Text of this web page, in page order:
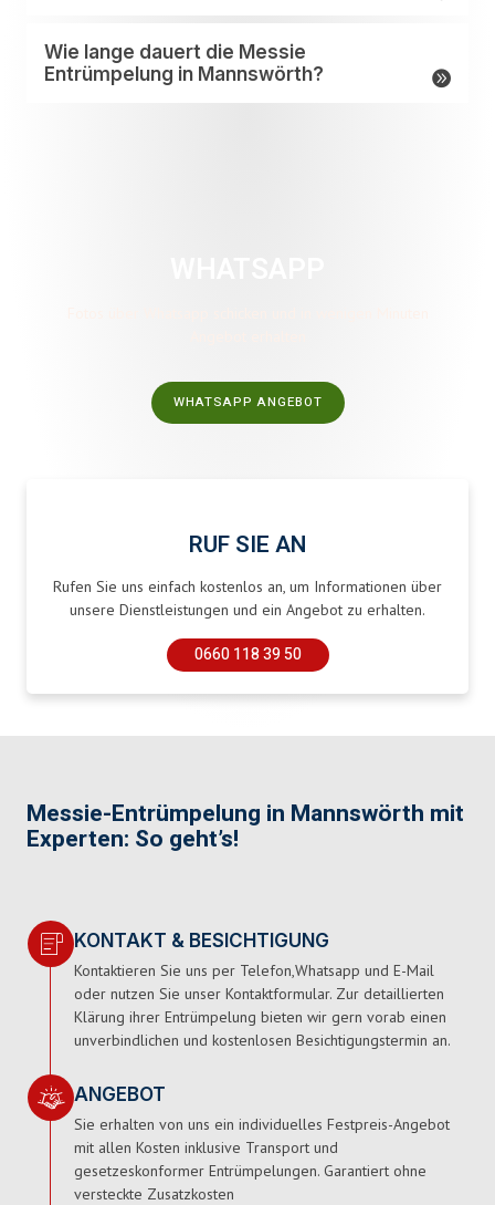
WHATSAPP ANGEBOT
RUF SIE AN
Rufen Sie uns einfach kostenlos an, um Informationen über
unsere Dienstleistungen und ein Angebot zu erhalten.
0660 118 39 50
Wie lange dauert die Messie
Entrümpelung in Mannswörth?
Messie-Entrümpelung in Mannswörth mit
Experten: So geht’s!
KONTAKT & BESICHTIGUNG
Kontaktieren Sie uns per Telefon,Whatsapp und E-Mail
oder nutzen Sie unser Kontaktformular. Zur detaillierten
Klärung ihrer Entrümpelung bieten wir gern vorab einen
unverbindlichen und kostenlosen Besichtigungstermin an.
ANGEBOT
Sie erhalten von uns ein individuelles Festpreis-Angebot
mit allen Kosten inklusive Transport und
gesetzeskonformer Entrümpelungen. Garantiert ohne
versteckte Zusatzkosten